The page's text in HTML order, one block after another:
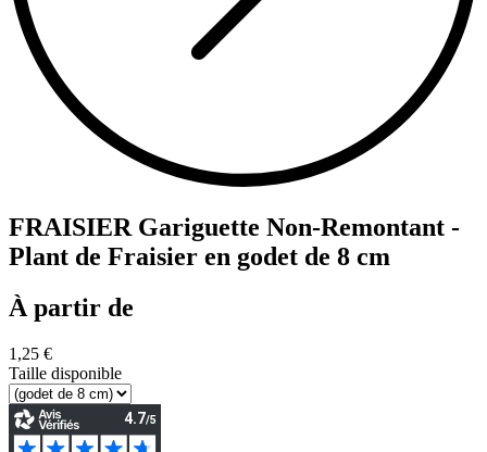
FRAISIER Gariguette Non-Remontant -
Plant de Fraisier en godet de 8 cm
À partir de
1,25 €
Taille disponible